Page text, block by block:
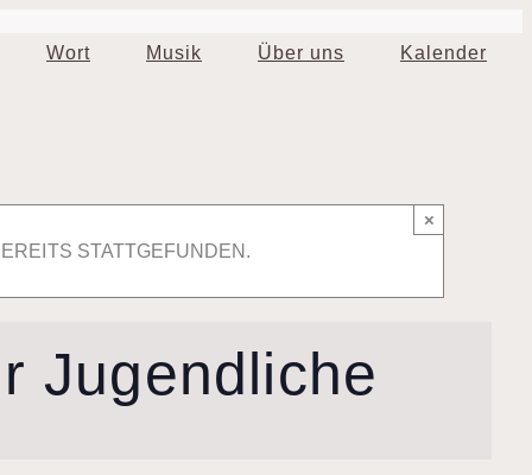
Wort Musik Über uns Kalender
STATTGEFUNDEN.
×
Jugendliche